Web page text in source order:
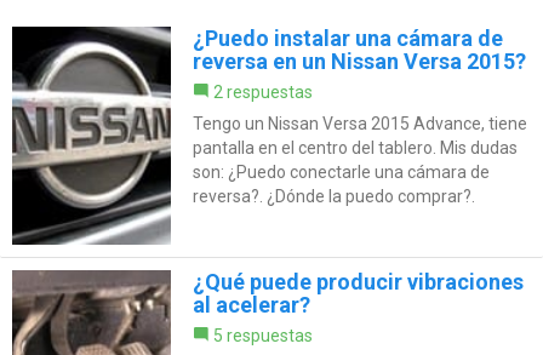
¿Puedo instalar una cámara de
reversa en un Nissan Versa 2015?
2 respuestas
Tengo un Nissan Versa 2015 Advance, tiene
pantalla en el centro del tablero. Mis dudas
son: ¿Puedo conectarle una cámara de
reversa?. ¿Dónde la puedo comprar?.
¿Qué puede producir vibraciones
al acelerar?
5 respuestas